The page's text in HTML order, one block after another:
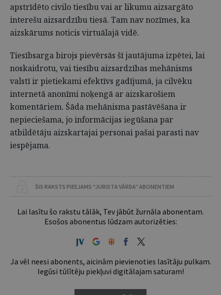
apstrīdēto civilo tiesību vai ar likumu aizsargāto
interešu aizsardzību tiesā. Tam nav nozīmes, ka
aizskārums noticis virtuālajā vidē.
Tiesībsarga birojs pievērsās šī jautājuma izpētei, lai
noskaidrotu, vai tiesību aizsardzības mehānisms
valstī ir pietiekami efektīvs gadījumā, ja cilvēku
internetā anonīmi noķengā ar aizskarošiem
komentāriem. Šāda mehānisma pastāvēšana ir
nepieciešama, jo informācijas iegūšana par
atbildētāju aizskartajai personai pašai parasti nav
iespējama.
ŠIS RAKSTS PIEEJAMS “JURISTA VĀRDA” ABONENTIEM
Lai lasītu šo rakstu tālāk, Tev jābūt žurnāla abonentam.
Esošos abonentus lūdzam autorizēties:
Ja vēl neesi abonents, aicinām pievienoties lasītāju pulkam.
Iegūsi tūlītēju piekļuvi digitālajam saturam!